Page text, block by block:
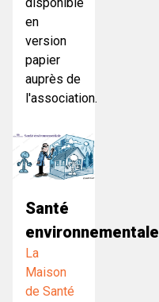
en
version
papier
auprès de
l'association.
Santé
environnementale
La
Maison
de Santé